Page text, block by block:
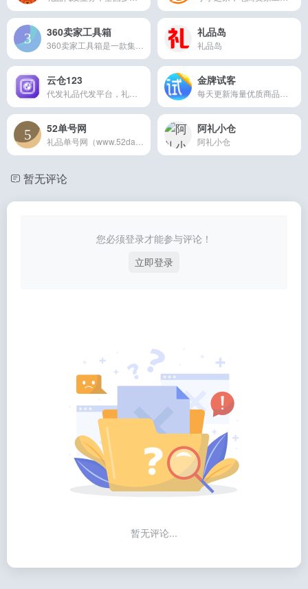
360卖家工具箱 礼品岛
礼品岛
云仓123 金牌试客
52单号网 阿礼小仓
阿礼小仓
暂无评论
您必须登录才能参与评论！
立即登录
暂无评论...